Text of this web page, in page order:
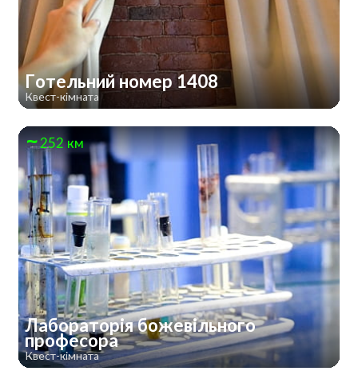
Готельний номер 1408
Квест-кімната
252 км
Лабораторія божевільного
професора
Квест-кімната